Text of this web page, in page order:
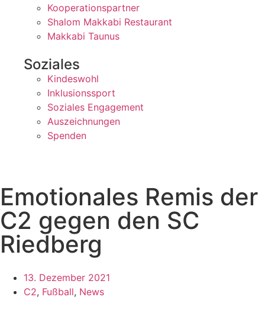
Kooperationspartner
Shalom Makkabi Restaurant
Makkabi Taunus
Soziales
Kindeswohl
Inklusionssport
Soziales Engagement
Auszeichnungen
Spenden
Emotionales Remis der
C2 gegen den SC
Riedberg
13. Dezember 2021
C2, Fußball, News